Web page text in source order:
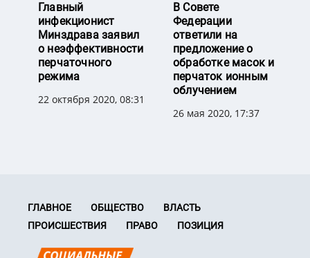
Главный
инфекционист
Минздрава заявил
о неэффективности
перчаточного
режима
22 октября 2020, 08:31
В Совете
Федерации
ответили на
предложение о
обработке масок и
перчаток ионным
облучением
26 мая 2020, 17:37
ГЛАВНОЕ ОБЩЕСТВО
ВЛАСТЬ
ПРОИСШЕСТВИЯ
ПРАВО ПОЗИЦИЯ